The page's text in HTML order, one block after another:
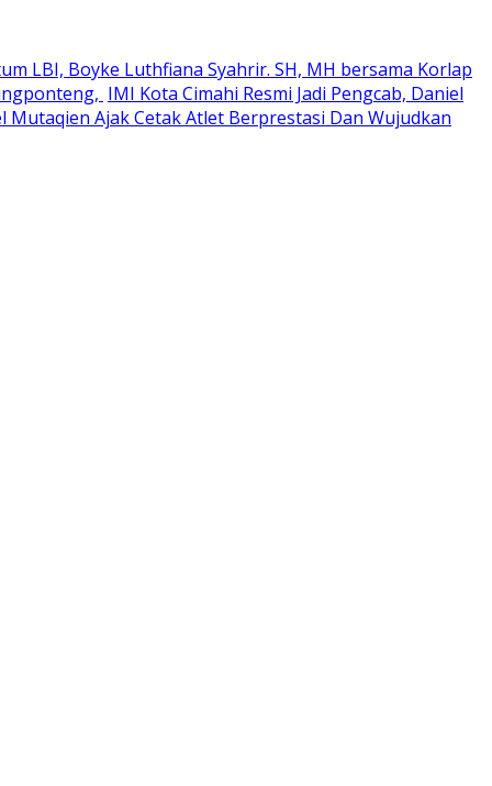
LBI, Boyke Luthfiana Syahrir. SH, MH bersama Korlap
IMI Kota Cimahi Resmi Jadi Pengcab, Daniel
Mutaqien Ajak Cetak Atlet Berprestasi Dan Wujudkan